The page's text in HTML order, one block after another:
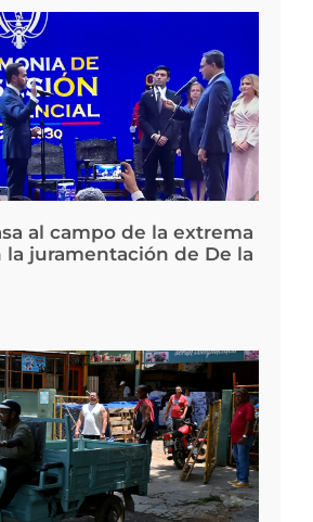
al campo de la extrema
la juramentación de De la